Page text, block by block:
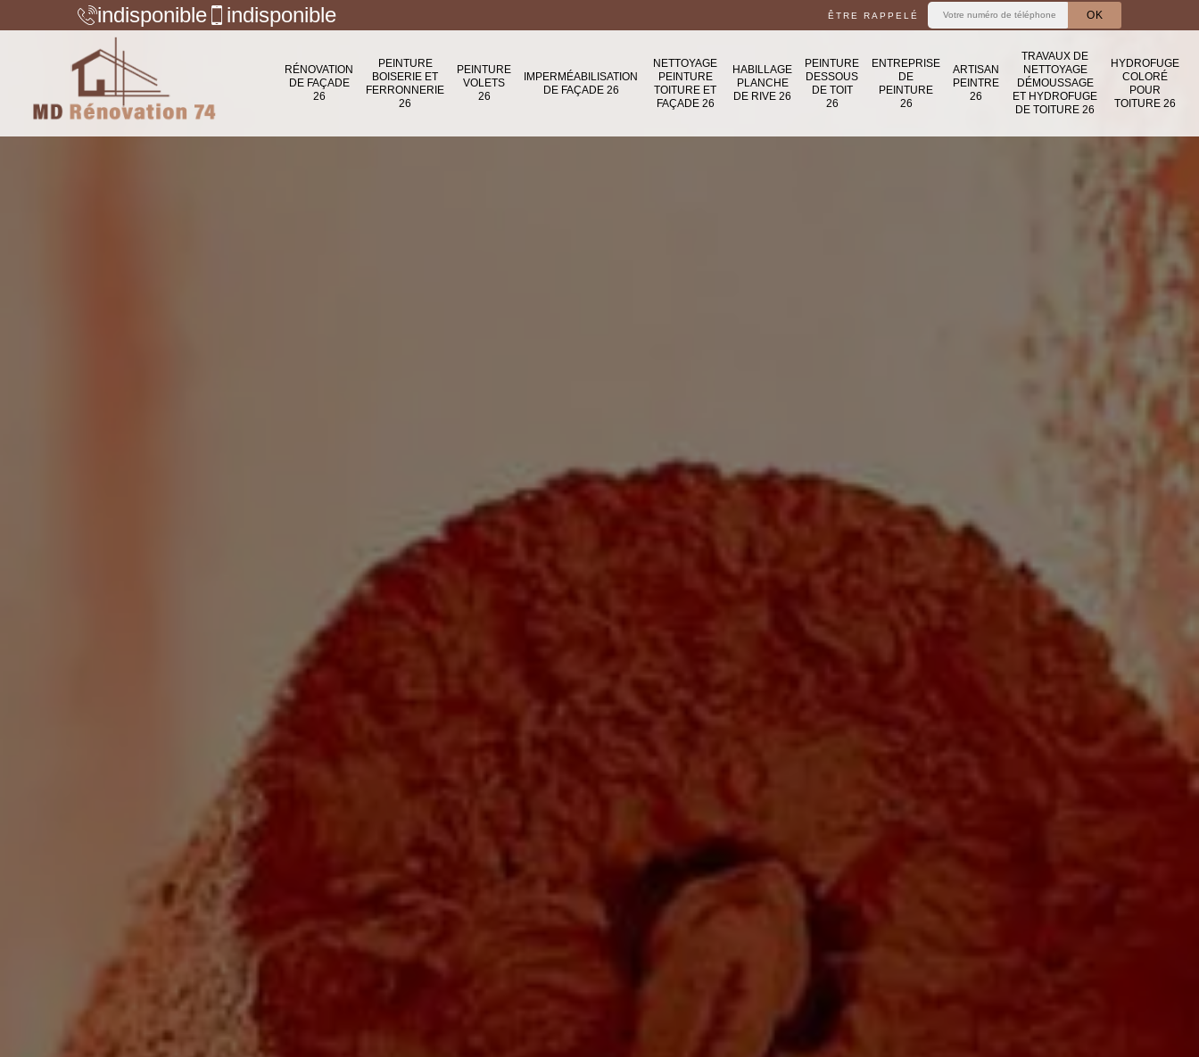
indisponible indisponible ÊTRE RAPPELÉ
RÉNOVATION
DE FAÇADE
26
PEINTURE
BOISERIE ET
FERRONNERIE
26
PEINTURE
VOLETS
26
IMPERMÉABILISATION
DE FAÇADE 26
NETTOYAGE
PEINTURE
TOITURE ET
FAÇADE 26
HABILLAGE
PLANCHE
DE RIVE 26
PEINTURE
DESSOUS
DE TOIT
26
ENTREPRISE
DE
PEINTURE
26
ARTISAN
PEINTRE
26
TRAVAUX DE
NETTOYAGE
DÉMOUSSAGE
ET HYDROFUGE
DE TOITURE 26
HYDROFUGE
COLORÉ
POUR
TOITURE 26